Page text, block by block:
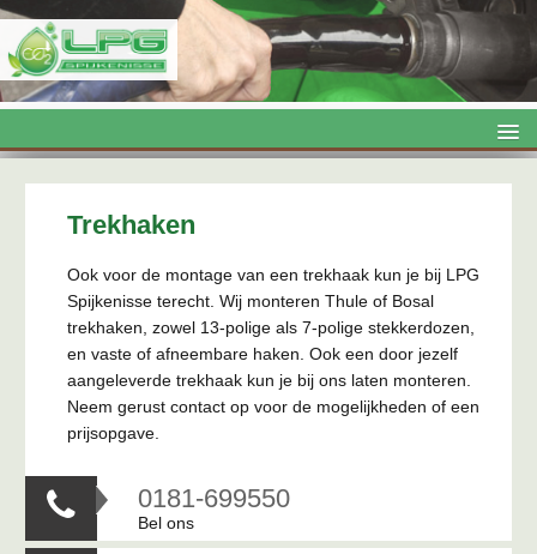
Topboxen
Trekhaken
Kentekenloket
Trekhaken
Ook voor de montage van een trekhaak kun je bij LPG
Spijkenisse terecht. Wij monteren Thule of Bosal
trekhaken, zowel 13-polige als 7-polige stekkerdozen,
en vaste of afneembare haken. Ook een door jezelf
aangeleverde trekhaak kun je bij ons laten monteren.
Neem gerust contact op voor de mogelijkheden of een
prijsopgave.
 0181-699550
Bel ons